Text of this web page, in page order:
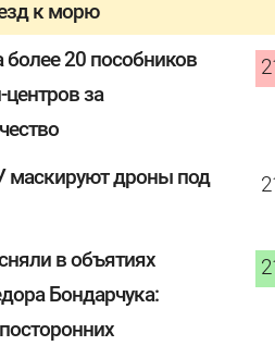
к морю
20 пособников
за
маскируют дроны под
в объятиях
Бондарчука: